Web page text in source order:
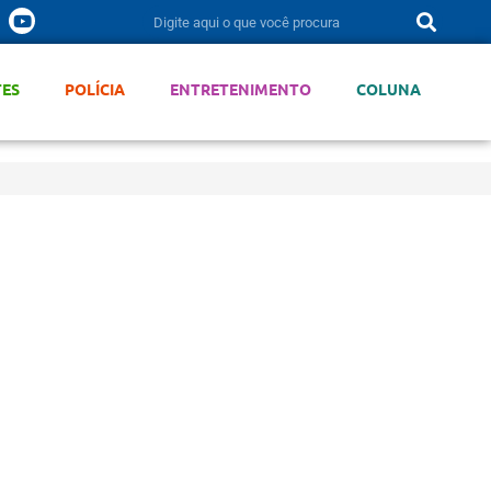
POLÍCIA ENTRETENIMENTO COLUNA